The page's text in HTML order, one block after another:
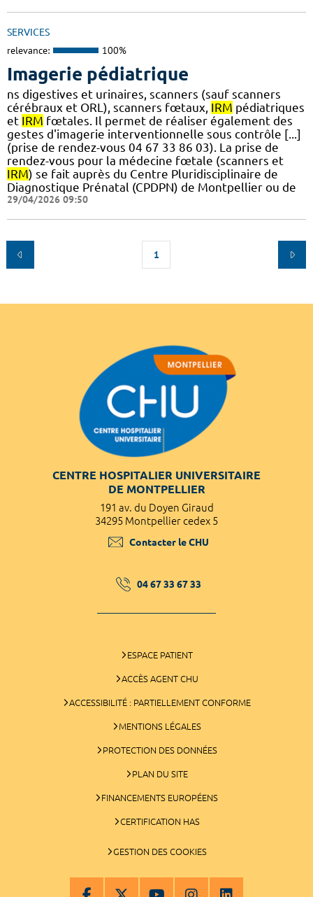
SERVICES
relevance: 100%
Imagerie pédiatrique
ns digestives et urinaires, scanners (sauf scanners
cérébraux et ORL), scanners fœtaux, IRM pédiatriques
et IRM fœtales. Il permet de réaliser également des
gestes d'imagerie interventionnelle sous contrôle [...]
(prise de rendez-vous 04 67 33 86 03). La prise de
rendez-vous pour la médecine fœtale (scanners et
IRM) se fait auprès du Centre Pluridisciplinaire de
Diagnostique Prénatal (CPDPN) de Montpellier ou de
29/04/2026 09:50
1
CENTRE HOSPITALIER UNIVERSITAIRE
DE MONTPELLIER
191 av. du Doyen Giraud
34295 Montpellier cedex 5
Contacter le CHU
04 67 33 67 33
ESPACE PATIENT
ACCÈS AGENT CHU
ACCESSIBILITÉ : PARTIELLEMENT CONFORME
MENTIONS LÉGALES
PROTECTION DES DONNÉES
PLAN DU SITE
FINANCEMENTS EUROPÉENS
CERTIFICATION HAS
GESTION DES COOKIES